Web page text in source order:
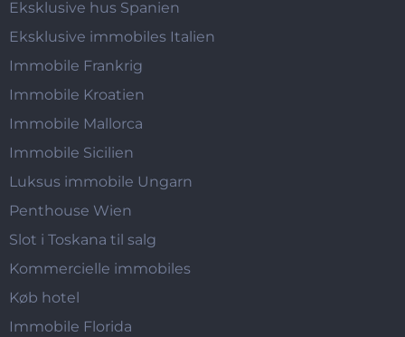
Eksklusive hus Spanien
Eksklusive immobiles Italien
Immobile Frankrig
Immobile Kroatien
Immobile Mallorca
Immobile Sicilien
Luksus immobile Ungarn
Penthouse Wien
Slot i Toskana til salg
Kommercielle immobiles
Køb hotel
Immobile Florida